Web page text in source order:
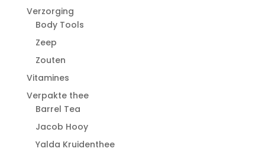
Verzorging
Body Tools
Zeep
Zouten
Vitamines
Verpakte thee
Barrel Tea
Jacob Hooy
Yalda Kruidenthee